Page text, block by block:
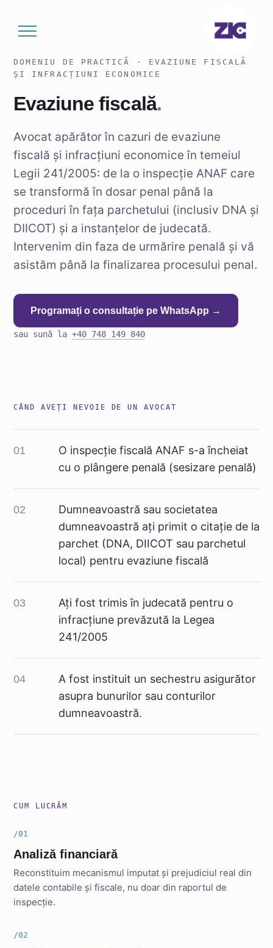
DOMENIU DE PRACTICĂ · EVAZIUNE FISCALĂ
ȘI INFRACȚIUNI ECONOMICE
Evaziune fiscală.
Avocat apărător în cazuri de evaziune
fiscală și infracțiuni economice în temeiul
Legii 241/2005: de la o inspecție ANAF care
se transformă în dosar penal până la
proceduri în fața parchetului (inclusiv DNA și
DIICOT) și a instanțelor de judecată.
Intervenim din faza de urmărire penală și vă
asistăm până la finalizarea procesului penal.
Programați o consultație pe WhatsApp →
sau sună la +40 748 149 840
CÂND AVEȚI NEVOIE DE UN AVOCAT
01
O inspecție fiscală ANAF s-a încheiat
cu o plângere penală (sesizare penală)
02
Dumneavoastră sau societatea
dumneavoastră ați primit o citație de la
parchet (DNA, DIICOT sau parchetul
local) pentru evaziune fiscală
03
Ați fost trimis în judecată pentru o
infracțiune prevăzută la Legea
241/2005
04
A fost instituit un sechestru asigurător
asupra bunurilor sau conturilor
dumneavoastră.
CUM LUCRĂM
/01
Analiză financiară
Reconstituim mecanismul imputat și prejudiciul real din
datele contabile și fiscale, nu doar din raportul de
inspecție.
/02